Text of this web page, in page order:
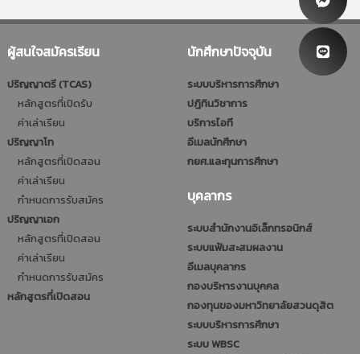
ผู้สนใจสมัครเรียน
ปริญญาตรี (TCAS)
หลักสูตรที่เปิดรับ
ค่าเล่าเรียน
ปริญญาโท
หลักสูตรที่เปิดสอน
ค่าเล่าเรียน
กำหนดการรับสมัคร
ปริญญาเอก
หลักสูตรที่เปิดสอน
ค่าเล่าเรียน
กำหนดการรับสมัคร
หลักสูตรที่เปิดสอน
นักศึกษาปัจจุบัน
ระบบบริหารการศึกษา
ปฎิทินวิชาการ
บริการไอที
อีเมลนักศึกษา
กยศ.และทุนการศึกษา
บุคลากร
ระบบสำนักงานอิเล็กทรอนิกส์
ระบบแฟ้มสะสมผลงาน
อีเมลบุคลากร
กองบริหารงานบุคคล
กองทุนของมหาวิทยาลัยสวนดุสิต
ระบบบริหารการศึกษา
ระบบ WBSC